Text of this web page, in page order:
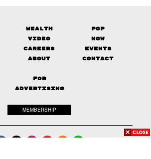
Wealth
Pop
Video
Now
Careers
Events
About Contact
FOR
ADVERTISING
MEMBERSHIP